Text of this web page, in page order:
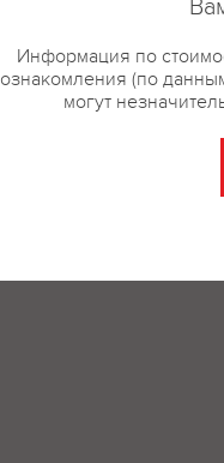
Информация по
ознакомления (по
могут